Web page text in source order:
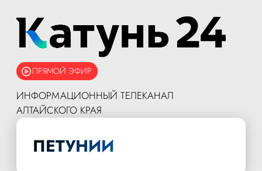
ПРЯМОЙ ЭФИР
ИНФОРМАЦИОННЫЙ ТЕЛЕКАНАЛ
АЛТАЙСКОГО КРАЯ
ПЕТУНИИ